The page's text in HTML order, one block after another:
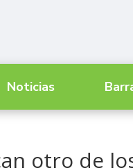
Noticias
otro de